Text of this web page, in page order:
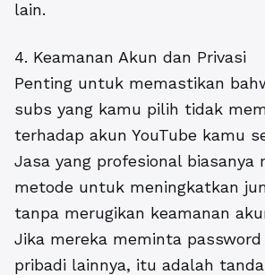
lain.
4. Keamanan Akun dan Privasi
Penting untuk memastikan
subs yang kamu pilih tidak
terhadap akun YouTube kamu
Jasa yang profesional biasanya
metode untuk meningkatkan
tanpa merugikan keamanan
Jika mereka meminta
pribadi lainnya, itu adalah